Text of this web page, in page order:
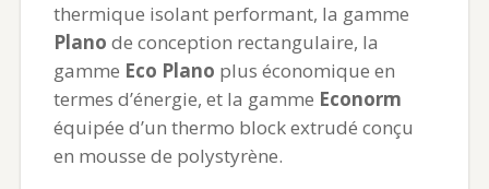
thermique isolant performant, la gamme
Plano de conception rectangulaire, la
gamme Eco Plano plus économique en
termes d’énergie, et la gamme Econorm
équipée d’un thermo block extrudé conçu
en mousse de polystyrène.